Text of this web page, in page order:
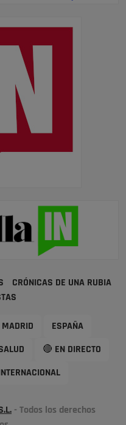
CRÓNICAS DE UNA RUBIA
MADRID ESPAÑA
🔴 EN DIRECTO
- Todos los derechos